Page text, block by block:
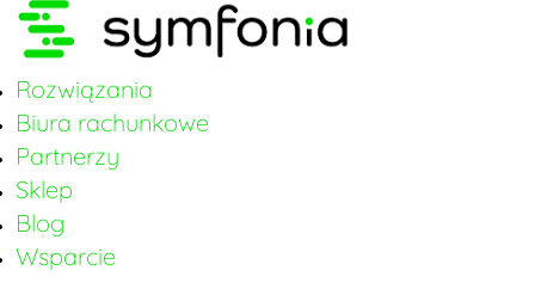
Rozwiązania
Biura rachunkowe
Partnerzy
Sklep
Blog
Wsparcie